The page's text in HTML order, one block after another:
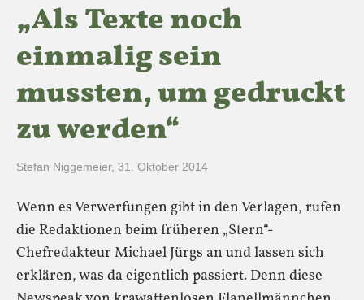
„Als Texte noch
einmalig sein
mussten, um gedruckt
zu werden“
Stefan Niggemeier, 31. Oktober 2014
Wenn es Verwerfungen gibt in den Verlagen, rufen
die Redaktionen beim früheren „Stern“-
Chefredakteur Michael Jürgs an und lassen sich
erklären, was da eigentlich passiert. Denn diese